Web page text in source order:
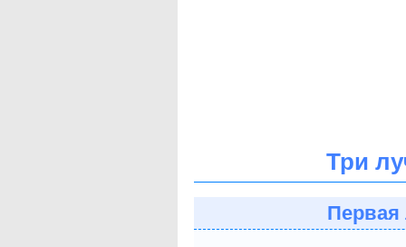
Три
Первая